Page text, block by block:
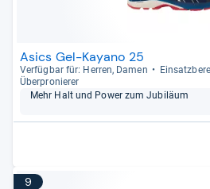
Asics Gel-Kayano 25
Ver­füg­bar für: Her­ren, Damen
Über­pro­nie­rer
Mehr Halt und Power zum Jubi­läum
9